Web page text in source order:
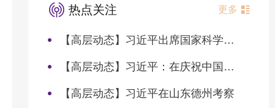
热点关注 更多
【高层动态】习近平出席国家科学技术奖励大会两院院士大会中国科协第十一次全国代表大会并发表重要讲话
【高层动态】习近平：在庆祝中国共产党成立105周年大会上的讲话
【高层动态】习近平在山东德州考察